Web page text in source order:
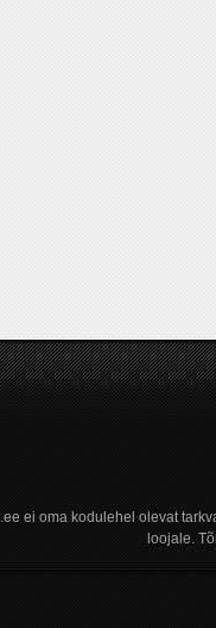
ei oma kodulehel olevat
loojale.